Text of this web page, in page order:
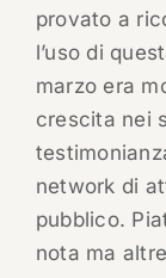
provato a
l’uso di
marzo era
crescita nei
network di
pubblico.
nota ma